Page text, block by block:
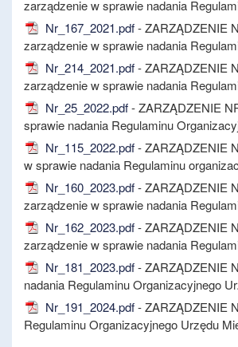
zarządzenie w sprawie nadania
Nr_167_2021.pdf - ZARZĄDZENIE
zarządzenie w sprawie nadania
Nr_214_2021.pdf - ZARZĄDZENIE
zarządzenie w sprawie nadania
Nr_25_2022.pdf - ZARZĄDZENIE
sprawie nadania Regulaminu
Nr_115_2022.pdf - ZARZĄDZENIE
w sprawie nadania Regulaminu
Nr_160_2023.pdf - ZARZĄDZENIE
zarządzenie w sprawie nadania
Nr_162_2023.pdf - ZARZĄDZENIE
zarządzenie w sprawie nadania
Nr_181_2023.pdf - ZARZĄDZENIE
nadania Regulaminu Organizacyjnego
Nr_191_2024.pdf - ZARZĄDZENIE
Regulaminu Organizacyjnego Urzędu